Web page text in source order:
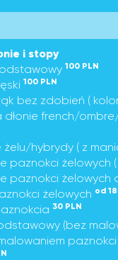
i stopy
100 PLN
100 PLN
bez zdobień (
dłonie french/
hybrydy ( z
paznokci żelowych
paznokci żelowych
żelowych od
30 PLN
(bez
paznokci